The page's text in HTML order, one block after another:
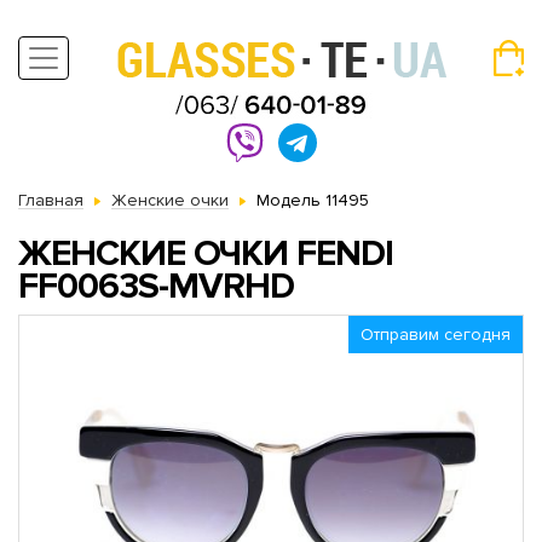
Главная Женские очки Модель 11495
ЖЕНСКИЕ ОЧКИ FENDI
FF0063S-MVRHD
Отправим сегодня